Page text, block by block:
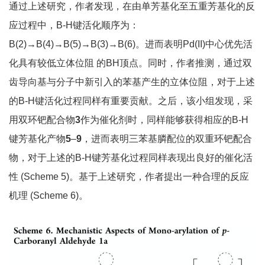
通过上述研究，作者发现，在由单芳基化至五重芳基化的反
应过程中，B-H键活化顺序为：
B(2)→B(4)→B(5)→B(3)→B(6)。进而表明Pd(II)中心优先活
化具有较低立体位阻 的BH顶点。同时，作者推测，通过双
齿导向基与分子中新引入的苯基产生的立体位阻，对于上述
的B-H键活化过程同样有重要贡献。之后，该小组发现，采
用双环钯配合物3作为催化剂时，同样能够获得相应的B-H
键芳基化产物5–9 ，进而表明三苯基膦配位的双重环钯配合
物，对于上述的B-H键芳基化过程同样表现出良好的催化活
性 (Scheme 5)。基于上述研究，作者提出一种合理的反应
机理 (Scheme 6)。